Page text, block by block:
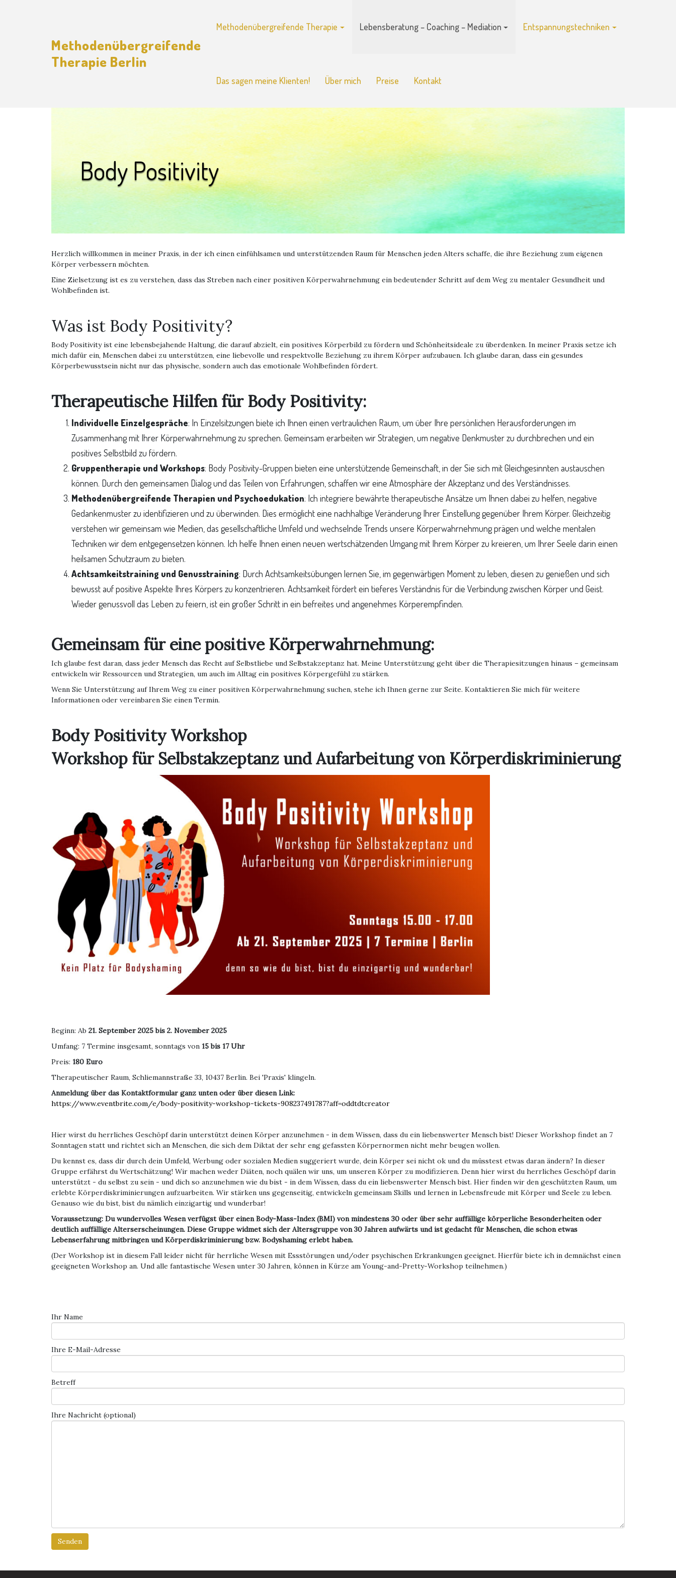
Methodenübergreifende
Therapie Berlin
Methodenübergreifende Therapie Lebensberatung – Coaching – Mediation Entspannungstechniken
Das sagen meine Klienten! Über mich Preise Kontakt
Body Positivity
Herzlich willkommen in meiner Praxis, in der ich einen einfühlsamen und unterstützenden Raum für Menschen jeden Alters schaffe, die ihre Beziehung zum eigenen
Körper verbessern möchten.
Eine Zielsetzung ist es zu verstehen, dass das Streben nach einer positiven Körperwahrnehmung ein bedeutender Schritt auf dem Weg zu mentaler Gesundheit und
Wohlbefinden ist.
Was ist Body Positivity?
Body Positivity ist eine lebensbejahende Haltung, die darauf abzielt, ein positives Körperbild zu fördern und Schönheitsideale zu überdenken. In meiner Praxis setze ich
mich dafür ein, Menschen dabei zu unterstützen, eine liebevolle und respektvolle Beziehung zu ihrem Körper aufzubauen. Ich glaube daran, dass ein gesundes
Körperbewusstsein nicht nur das physische, sondern auch das emotionale Wohlbefinden fördert.
Therapeutische Hilfen für Body Positivity:
Individuelle Einzelgespräche: In Einzelsitzungen biete ich Ihnen einen vertraulichen Raum, um über Ihre persönlichen Herausforderungen im
Zusammenhang mit Ihrer Körperwahrnehmung zu sprechen. Gemeinsam erarbeiten wir Strategien, um negative Denkmuster zu durchbrechen und ein
positives Selbstbild zu fördern.
Gruppentherapie und Workshops: Body Positivity-Gruppen bieten eine unterstützende Gemeinschaft, in der Sie sich mit Gleichgesinnten austauschen
können. Durch den gemeinsamen Dialog und das Teilen von Erfahrungen, schaffen wir eine Atmosphäre der Akzeptanz und des Verständnisses.
Methodenübergreifende Therapien und Psychoedukation: Ich integriere bewährte therapeutische Ansätze um Ihnen dabei zu helfen, negative
Gedankenmuster zu identifizieren und zu überwinden. Dies ermöglicht eine nachhaltige Veränderung Ihrer Einstellung gegenüber Ihrem Körper. Gleichzeitig
verstehen wir gemeinsam wie Medien, das gesellschaftliche Umfeld und wechselnde Trends unsere Körperwahrnehmung prägen und welche mentalen
Techniken wir dem entgegensetzen können. Ich helfe Ihnen einen neuen wertschätzenden Umgang mit Ihrem Körper zu kreieren, um Ihrer Seele darin einen
heilsamen Schutzraum zu bieten.
Achtsamkeitstraining und Genusstraining: Durch Achtsamkeitsübungen lernen Sie, im gegenwärtigen Moment zu leben, diesen zu genießen und sich
bewusst auf positive Aspekte Ihres Körpers zu konzentrieren. Achtsamkeit fördert ein tieferes Verständnis für die Verbindung zwischen Körper und Geist.
Wieder genussvoll das Leben zu feiern, ist ein großer Schritt in ein befreites und angenehmes Körperempfinden.
Gemeinsam für eine positive Körperwahrnehmung:
Ich glaube fest daran, dass jeder Mensch das Recht auf Selbstliebe und Selbstakzeptanz hat. Meine Unterstützung geht über die Therapiesitzungen hinaus – gemeinsam
entwickeln wir Ressourcen und Strategien, um auch im Alltag ein positives Körpergefühl zu stärken.
Wenn Sie Unterstützung auf Ihrem Weg zu einer positiven Körperwahrnehmung suchen, stehe ich Ihnen gerne zur Seite. Kontaktieren Sie mich für weitere
Informationen oder vereinbaren Sie einen Termin.
Body Positivity Workshop
Workshop für Selbstakzeptanz und Aufarbeitung von Körperdiskriminierung
Beginn: Ab 21. September 2025 bis 2. November 2025
Umfang: 7 Termine insgesamt, sonntags von 15 bis 17 Uhr
Preis: 180 Euro
Therapeutischer Raum, Schliemannstraße 33, 10437 Berlin. Bei 'Praxis' klingeln.
Anmeldung über das Kontaktformular ganz unten oder über diesen Link:
https://www.eventbrite.com/e/body-positivity-workshop-tickets-908237491787?aff=oddtdtcreator
Hier wirst du herrliches Geschöpf darin unterstützt deinen Körper anzunehmen - in dem Wissen, dass du ein liebenswerter Mensch bist! Dieser Workshop findet an 7
Sonntagen statt und richtet sich an Menschen, die sich dem Diktat der sehr eng gefassten Körpernormen nicht mehr beugen wollen.
Du kennst es, dass dir durch dein Umfeld, Werbung oder sozialen Medien suggeriert wurde, dein Körper sei nicht ok und du müsstest etwas daran ändern? In dieser
Gruppe erfährst du Wertschätzung! Wir machen weder Diäten, noch quälen wir uns, um unseren Körper zu modifizieren. Denn hier wirst du herrliches Geschöpf darin
unterstützt - du selbst zu sein - und dich so anzunehmen wie du bist - in dem Wissen, dass du ein liebenswerter Mensch bist. Hier finden wir den geschützten Raum, um
erlebte Körperdiskriminierungen aufzuarbeiten. Wir stärken uns gegenseitig, entwickeln gemeinsam Skills und lernen in Lebensfreude mit Körper und Seele zu leben.
Genauso wie du bist, bist du nämlich einzigartig und wunderbar!
Voraussetzung: Du wundervolles Wesen verfügst über einen Body-Mass-Index (BMI) von mindestens 30 oder über sehr auffällige körperliche Besonderheiten oder
deutlich auffällige Alterserscheinungen. Diese Gruppe widmet sich der Altersgruppe von 30 Jahren aufwärts und ist gedacht für Menschen, die schon etwas
Lebenserfahrung mitbringen und Körperdiskriminierung bzw. Bodyshaming erlebt haben.
(Der Workshop ist in diesem Fall leider nicht für herrliche Wesen mit Essstörungen und/oder psychischen Erkrankungen geeignet. Hierfür biete ich in demnächst einen
geeigneten Workshop an. Und alle fantastische Wesen unter 30 Jahren, können in Kürze am Young-and-Pretty-Workshop teilnehmen.)
Ihr Name
Ihre E-Mail-Adresse
Betreff
Ihre Nachricht (optional)